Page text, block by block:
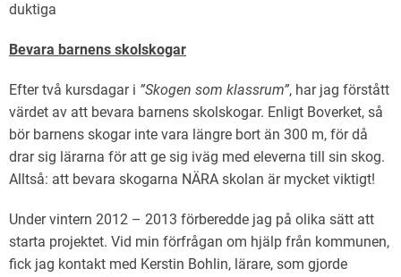
duktiga
Bevara barnens skolskogar
Efter två kursdagar i ”Skogen som klassrum”, har jag förstått
värdet av att bevara barnens skolskogar. Enligt Boverket, så
bör barnens skogar inte vara längre bort än 300 m, för då
drar sig lärarna för att ge sig iväg med eleverna till sin skog.
Alltså: att bevara skogarna NÄRA skolan är mycket viktigt!
Under vintern 2012 – 2013 förberedde jag på olika sätt att
starta projektet. Vid min förfrågan om hjälp från kommunen,
fick jag kontakt med Kerstin Bohlin, lärare, som gjorde